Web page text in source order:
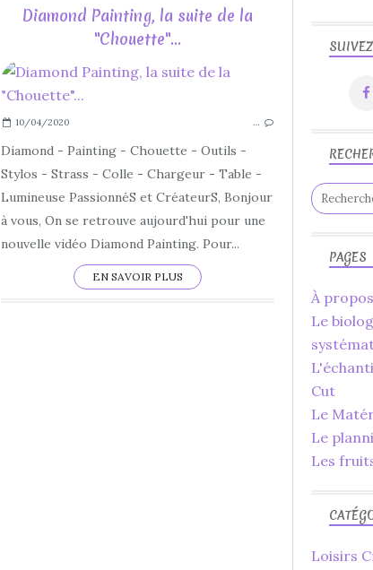
2020
DIAMOND PAINTING
APERÇU
DÉCORATIONS
FAIT MAIN
FAIT MAISON
Diamond Painting, la suite de la
"Chouette"...
10/04/2020 …
Diamond - Painting - Chouette - Outils -
Stylos - Strass - Colle - Chargeur - Table -
Lumineuse PassionnéS et CréateurS, Bonjour
à vous, On se retrouve aujourd'hui pour une
nouvelle vidéo Diamond Painting. Pour...
EN SAVOIR PLUS
PAGES
À
Le
Cut
Le
Le
Les
Loisirs